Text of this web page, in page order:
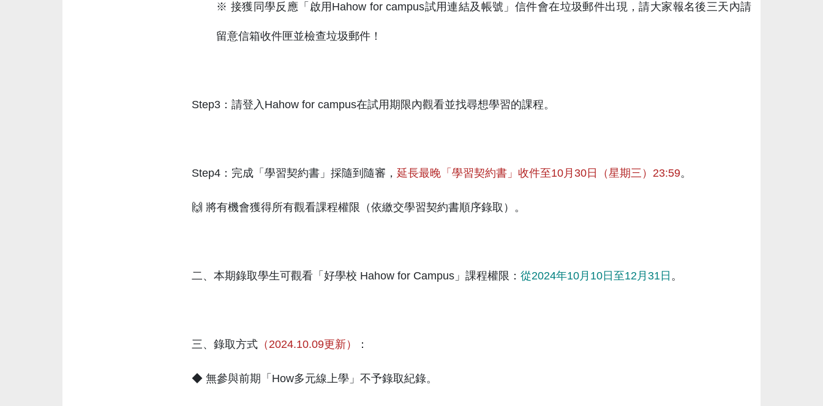
※ 接獲同學反應「啟用Hahow for campus試用連結及帳號」信件會在垃圾郵件出現，請大家報名後三天內請
留意信箱收件匣並檢查垃圾郵件！
Step3：請登入Hahow for campus在試用期限內觀看並找尋想學習的課程。
Step4：完成「學習契約書」採隨到隨審， 延長最晚「學習契約書」收件至10月30日（星期三）23:59。
🙌 將有機會獲得所有觀看課程權限（依繳交學習契約書順序錄取）。
二、本期錄取學生可觀看「好學校 Hahow for Campus」課程權限： 從2024年10月10日至12月31日 。
三、錄取方式 （2024.10.09更新） ：
◆ 無參與前期「How多元線上學」不予錄取紀錄。